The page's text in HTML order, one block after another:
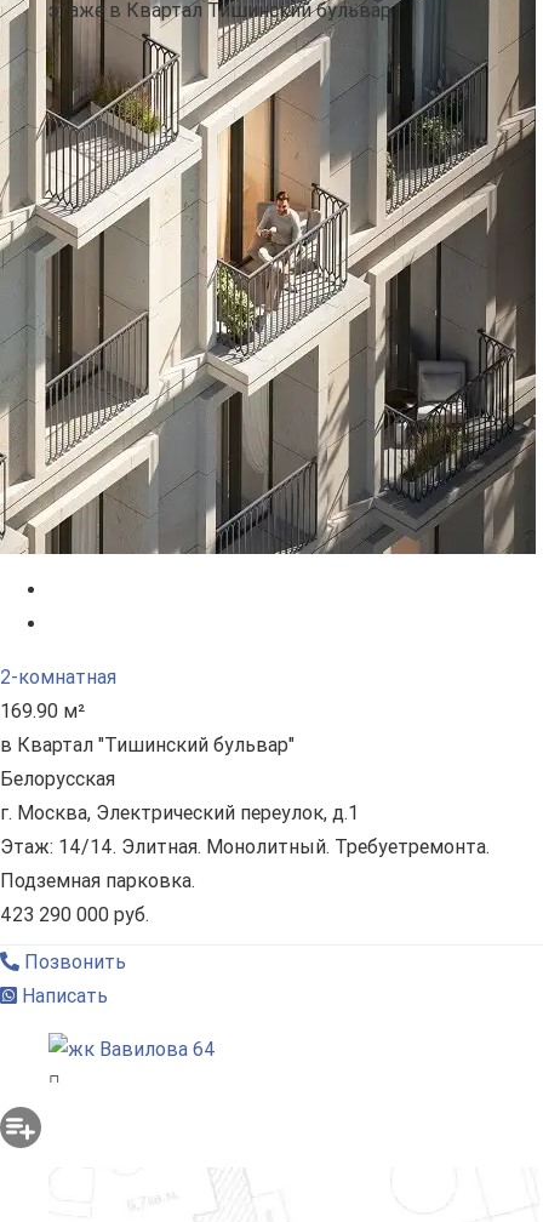
2-комнатная
169.90 м²
в Квартал "Тишинский бульвар"
Белорусская
г. Москва, Электрический переулок, д.1
Этаж: 14/14. Элитная. Монолитный. Требуетремонта.
Подземная парковка.
423 290 000 руб.
Позвонить
Написать